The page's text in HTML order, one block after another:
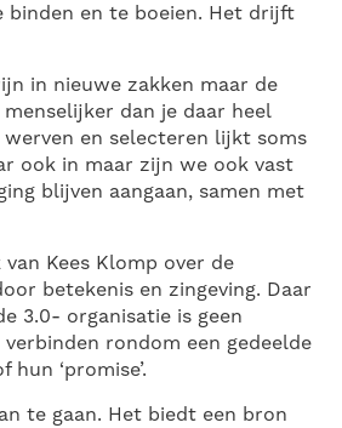
binden en te boeien. Het drijft
in nieuwe zakken maar de
dan je daar heel
en selecteren lijkt soms
ook in maar zijn we ook vast
blijven aangaan, samen met
Kees Klomp over de
betekenis en zingeving. Daar
3.0- organisatie is geen
rondom een gedeelde
‘promise’.
te gaan. Het biedt een bron